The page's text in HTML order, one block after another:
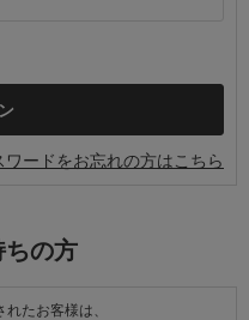
ワードをお忘れの方はこちら
の方
たお客様は、